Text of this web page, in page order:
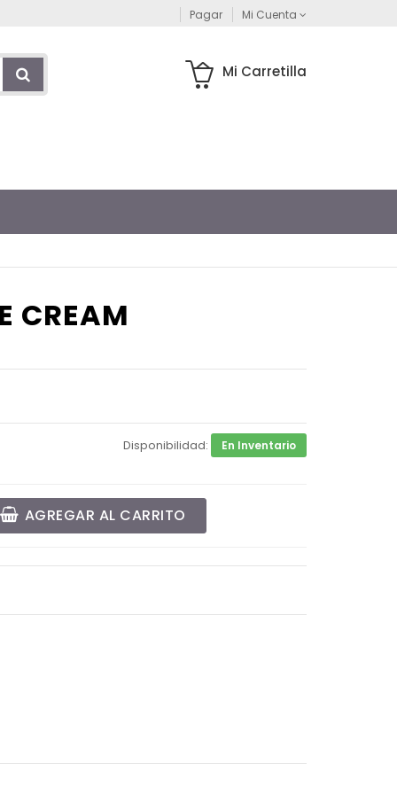
Pagar Mi Cuenta
Mi Carretilla
CREAM
Disponibilidad: En Inventario
AGREGAR AL CARRITO